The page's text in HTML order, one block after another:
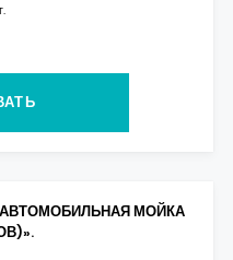
АВТОМОБИЛЬНАЯ МОЙКА